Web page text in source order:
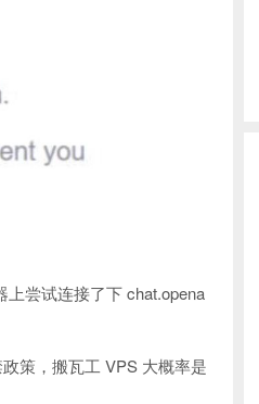
尝试连接了下 chat.opena
策，搬瓦工 VPS 大概率是